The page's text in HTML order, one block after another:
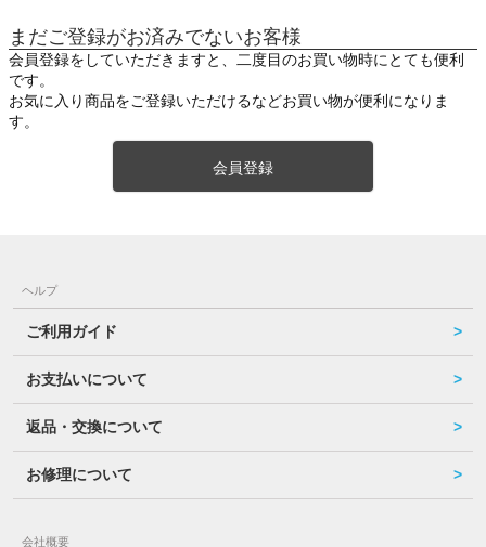
まだご登録がお済みでないお客様
会員登録をしていただきますと、二度目のお買い物時にとても便利
です。
お気に入り商品をご登録いただけるなどお買い物が便利になりま
す。
会員登録
ヘルプ
ご利用ガイド
お支払いについて
返品・交換について
お修理について
会社概要